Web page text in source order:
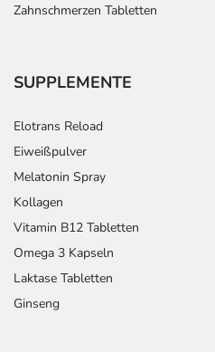
Zahnschmerzen Tabletten
SUPPLEMENTE
Elotrans Reload
Eiweißpulver
Melatonin Spray
Kollagen
Vitamin B12 Tabletten
Omega 3 Kapseln
Laktase Tabletten
Ginseng